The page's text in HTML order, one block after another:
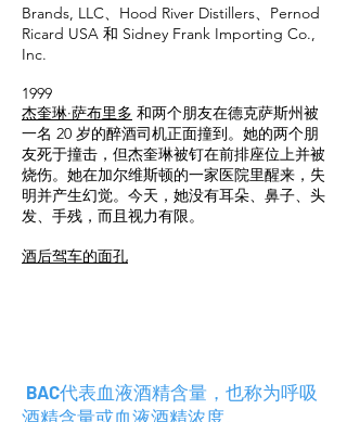
Brands, LLC、Hood River Distillers、Pernod
Ricard USA 和 Sidney Frank Importing Co.,
Inc.
1999
杰奎琳·萨布里多 和两个朋友在德克萨斯州被
一名 20 岁的醉酒司机正面撞到。她的两个朋
友死于撞击，但杰奎琳被钉在前排座位上并被
烧伤。她在加尔维斯顿的一家医院里醒来，失
明并产生幻觉。今天，她没有耳朵、鼻子、头
发、手残，而且视力有限。
酒后驾车的面孔
BAC代表血液酒精含量，也称为呼吸
酒精含量或血液酒精浓度。